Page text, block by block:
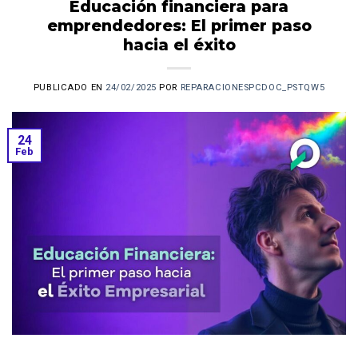
Educación financiera para
emprendedores: El primer paso
hacia el éxito
PUBLICADO EN 24/02/2025 POR REPARACIONESPCDOC_PSTQW5
24
Feb